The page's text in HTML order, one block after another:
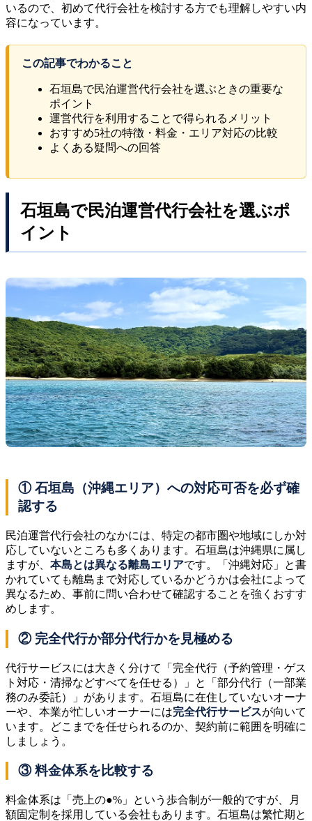
いるので、初めて代行会社を検討する方でも理解しやすい内
容になっています。
この記事でわかること
石垣島で民泊運営代行会社を選ぶときの重要な
ポイント
運営代行を利用することで得られるメリット
おすすめ5社の特徴・料金・エリア対応の比較
よくある疑問への回答
石垣島で民泊運営代行会社を選ぶポ
イント
① 石垣島（沖縄エリア）への対応可否を必ず確
認する
民泊運営代行会社のなかには、特定の都市圏や地域にしか対
応していないところも多くあります。石垣島は沖縄県に属し
ますが、 本島とは異なる離島エリアです。「沖縄対応」と書
かれていても離島まで対応しているかどうかは会社によって
異なるため、事前に問い合わせて確認することを強くおすす
めします。
② 完全代行か部分代行かを見極める
代行サービスには大きく分けて「完全代行（予約管理・ゲス
ト対応・清掃などすべてを任せる）」と「部分代行（一部業
務のみ委託）」があります。石垣島に在住していないオーナ
ーや、本業が忙しいオーナーには完全代行サービスが向いて
います。どこまでを任せられるのか、契約前に範囲を明確に
しましょう。
③ 料金体系を比較する
料金体系は「売上の●%」という歩合制が一般的ですが、月
額固定制を採用している会社もあります。石垣島は繁忙期と